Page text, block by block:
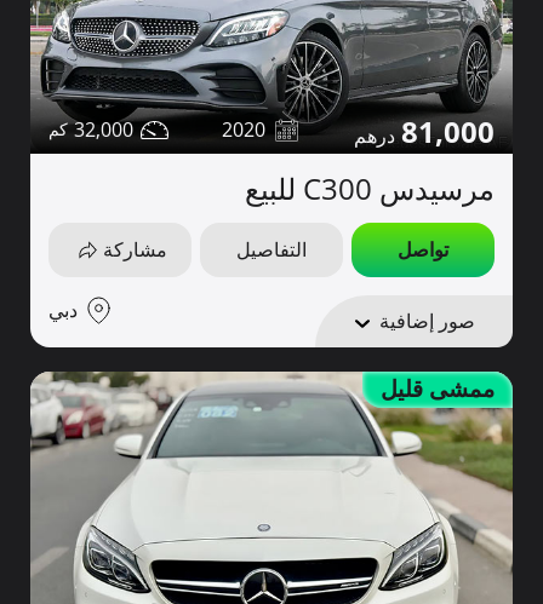
81,000
2020
32,000
مرسيدس C300 للبيع
تواصل التفاصيل مشاركة
صور إضافية دبي
ممشى قليل